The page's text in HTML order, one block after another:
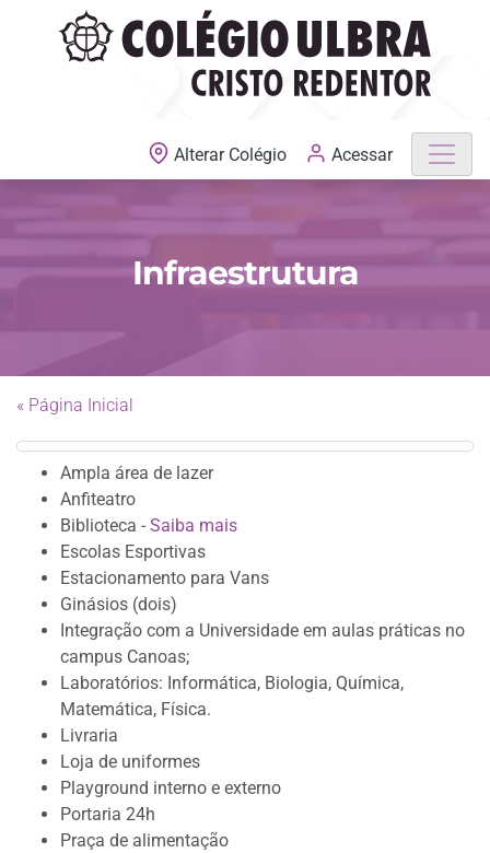
MATRÍCULAS ABERTAS
Alterar Colégio Acessar
Infraestrutura
« Página Inicial
Ampla área de lazer
Anfiteatro
Biblioteca - Saiba mais
Escolas Esportivas
Estacionamento para Vans
Ginásios (dois)
Integração com a Universidade em aulas práticas no
campus Canoas;
Laboratórios: Informática, Biologia, Química,
Matemática, Física.
Livraria
Loja de uniformes
Playground interno e externo
Portaria 24h
Praça de alimentação